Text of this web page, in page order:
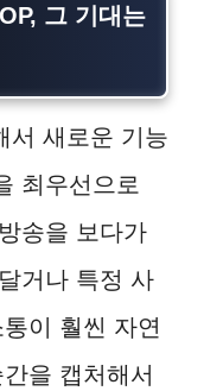
그 기대는
서 새로운 기능
최우선으로
송을 보다가
거나 특정 사
이 훨씬 자연
을 캡처해서